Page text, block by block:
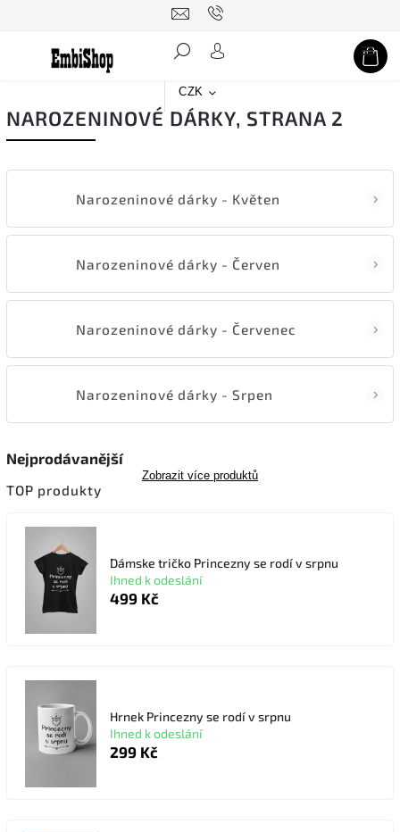
CZK
Hledat
NAROZENINOVÉ DÁRKY, STRANA 2
Narozeninové dárky - Květen
Narozeninové dárky - Červen
Narozeninové dárky - Červenec
Narozeninové dárky - Srpen
Nejprodávanější
Zobrazit více produktů
TOP produkty
Dámske tričko Princezny se rodí v srpnu
Ihned k odeslání
499 Kč
Hrnek Princezny se rodí v srpnu
Ihned k odeslání
299 Kč